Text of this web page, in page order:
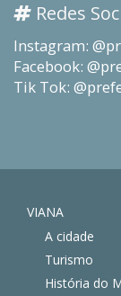
Redes
Instagram:
Facebook:
Tik Tok:
VIANA
A cidade
Turismo
História do